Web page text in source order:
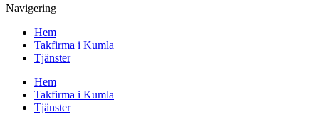
Navigering
Hem
Takfirma i Kumla
Tjänster
Hem
Takfirma i Kumla
Tjänster